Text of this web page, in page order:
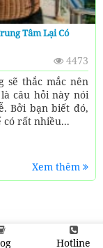
Tâm Lại Có
4473
sẽ thắc mắc nên
câu hỏi này nói
Bởi bạn biết đó,
rất nhiều...
Xem thêm
Hotline